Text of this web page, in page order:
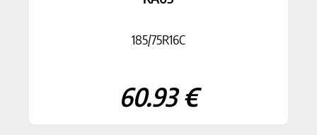
185/75R16C
60.93 €